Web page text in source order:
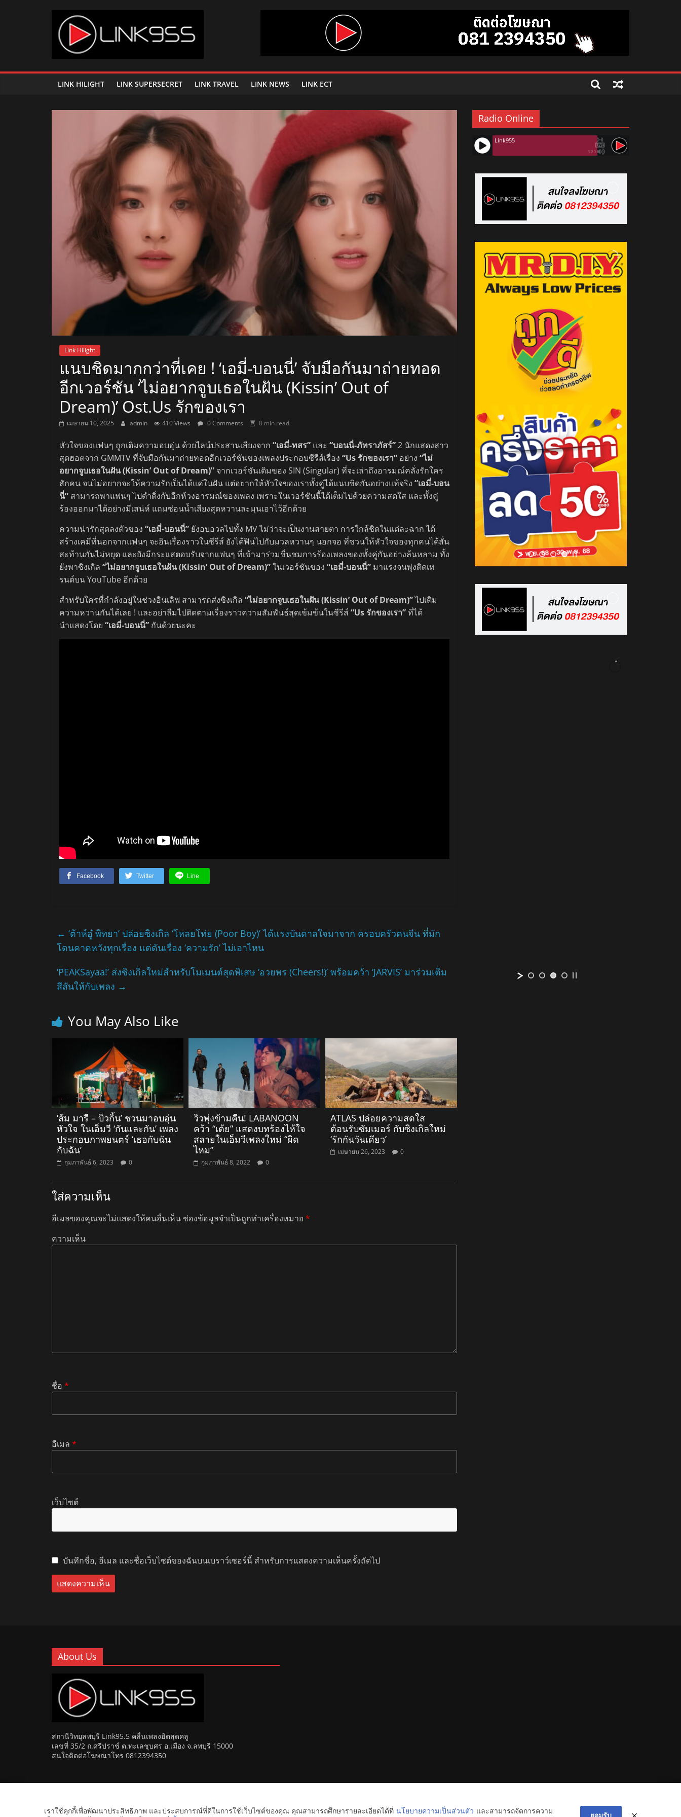
Link
95.5
คลื่น
ฮิต
สุด
คูล
สถานี
วิทยุ
ลพบุรี
สถานี
วิทยุ
ลพบุรี
วิทยุ
FM
ลพบุรี
LINK HILIGHT LINK SUPERSECRET LINK TRAVEL LINK NEWS LINK ECT
Link Hilight
แนบชิดมากกว่าที่เคย ! ‘เอมี่-บอนนี่’ จับมือกันมาถ่ายทอด
อีกเวอร์ชัน ‘ไม่อยากจูบเธอในฝัน (Kissin’ Out of
Dream)’ Ost.Us รักของเรา
เมษายน 10, 2025 admin 410 Views 0 Comments 0 min read
หัวใจของแฟนๆ ถูกเติมความอบอุ่น ด้วยไลน์ประสานเสียงจาก “เอมี่-ทสร” และ “บอนนี่-ภัทราภัสร์”2 นักแสดงสาว
สุดฮอตจาก GMMTV ที่จับมือกันมาถ่ายทอดอีกเวอร์ชันของเพลงประกอบซีรีส์เรื่อง “Us รักของเรา” อย่าง “ไม่
อยากจูบเธอในฝัน (Kissin’ Out of Dream)” จากเวอร์ชันเดิมของ SIN (Singular) ที่จะเล่าถึงอารมณ์คลั่งรักใคร
สักคน จนไม่อยากจะให้ความรักเป็นได้แค่ในฝัน แต่อยากให้หัวใจของเราทั้งคู่ได้แนบชิดกันอย่างแท้จริง “เอมี่-บอน
นี่” สามารถพาแฟนๆ ไปดำดิ่งกับอีกห้วงอารมณ์ของเพลง เพราะในเวอร์ชันนี้ได้เต็มไปด้วยความสดใส และทั้งคู่
ร้องออกมาได้อย่างมีเสน่ห์ แถมซ่อนน้ำเสียงสุดหวานละมุนเอาไว้อีกด้วย
ความน่ารักสุดลงตัวของ “เอมี่-บอนนี่” ยังอบอวลไปทั้ง MV ไม่ว่าจะเป็นงานสายตา การใกล้ชิดในแต่ละฉาก ได้
สร้างเคมีที่นอกจากแฟนๆ จะอินเรื่องราวในซีรีส์ ยังได้ฟินไปกับมวลหวานๆ นอกจอ ที่ชวนให้หัวใจของทุกคนได้สั่น
สะท้านกันไม่หยุด และยังมีกระแสตอบรับจากแฟนๆ ที่เข้ามาร่วมชื่นชมการร้องเพลงของทั้งคู่กันอย่างล้นหลาม ทั้ง
ยังพาซิงเกิล “ไม่อยากจูบเธอในฝัน (Kissin’ Out of Dream)”ในเวอร์ชันของ “เอมี่-บอนนี่” มาแรงจนพุ่งติดเท
รนด์บน YouTube อีกด้วย
สำหรับใครที่กำลังอยู่ในช่วงอินเลิฟ สามารถส่งซิงเกิล “ไม่อยากจูบเธอในฝัน (Kissin’ Out of Dream)”ไปเติม
ความหวานกันได้เลย ! และอย่าลืมไปติดตามเรื่องราวความสัมพันธ์สุดเข้มข้นในซีรีส์“Us รักของเรา”ที่ได้
นำแสดงโดย “เอมี่-บอนนี่” กันด้วยนะคะ
Facebook Twitter Line
← ‘ต้าห์อู๋ พิทยา’ ปล่อยซิงเกิล ‘โหลยโท่ย (Poor Boy)’ ได้แรงบันดาลใจมาจาก ครอบครัวคนจีน ที่มัก
โดนคาดหวังทุกเรื่อง แต่ดันเรื่อง ‘ความรัก’ ไม่เอาไหน
‘PEAKSayaa!’ ส่งซิงเกิลใหม่สำหรับโมเมนต์สุดพิเสษ ‘อวยพร (Cheers!)’ พร้อมคว้า ‘JARVIS’ มาร่วมเติม
สีสันให้กับเพลง →
You May Also Like
‘ส้ม มารี – บิวกิ้น’ ชวนมาอบอุ่น
หัวใจ ในเอ็มวี ‘กันและกัน’ เพลง
ประกอบภาพยนตร์ ‘เธอกับฉัน
กับฉัน’
กุมภาพันธ์ 6, 2023 0
วิวพุ่งข้ามคืน! LABANOON
คว้า “เต้ย” แสดงบทร้องไห้ใจ
สลายในเอ็มวีเพลงใหม่ “ผิด
ไหม”
กุมภาพันธ์ 8, 2022 0
ATLAS ปล่อยความสดใส
ต้อนรับซัมเมอร์ กับซิงเกิลใหม่
‘รักกันวันเดียว’
เมษายน 26, 2023 0
ใส่ความเห็น
อีเมลของคุณจะไม่แสดงให้คนอื่นเห็น ช่องข้อมูลจำเป็นถูกทำเครื่องหมาย *
ความเห็น
ชื่อ *
อีเมล *
เว็บไซต์
บันทึกชื่อ, อีเมล และชื่อเว็บไซต์ของฉันบนเบราว์เซอร์นี้ สำหรับการแสดงความเห็นครั้งถัดไป
Radio Online
90%
Link955
About Us
สถานีวิทยุลพบุรี Link95.5 คลื่นเพลงฮิตสุดคลู
เลขที่ 35/2 ถ.ศรีปราช์ ต.ทะเลชุบศร อ.เมือง จ.ลพบุรี 15000
สนใจติดต่อโฆษณาโทร 0812394350
เราใช้คุกกี้เพื่อพัฒนาประสิทธิภาพ และประสบการณ์ที่ดีในการใช้เว็บไซต์ของคุณ คุณสามารถศึกษารายละเอียดได้ที่ นโยบายความเป็นส่วนตัว และสามารถจัดการความ